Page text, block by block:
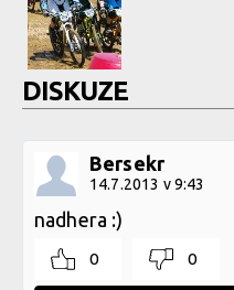
DISKUZE
Bersekr
14.7.2013 v 9:43
nadhera :)
0 0